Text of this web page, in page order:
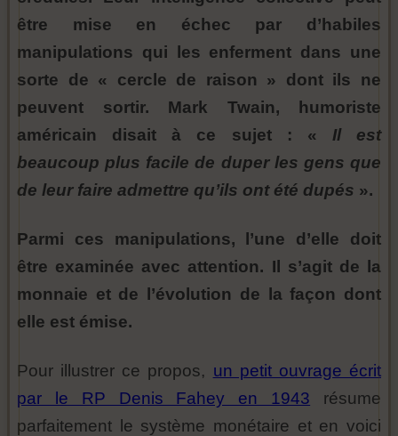
être mise en échec par d’habiles
manipulations qui les enferment dans une
sorte de « cercle de raison » dont ils ne
peuvent sortir. Mark Twain, humoriste
américain disait à ce sujet : « Il est
beaucoup plus facile de duper les gens que
de leur faire admettre qu’ils ont été dupés ».
Parmi ces manipulations, l’une d’elle doit
être examinée avec attention. Il s’agit de la
monnaie et de l’évolution de la façon dont
elle est émise.
Pour illustrer ce propos, un petit ouvrage écrit
par le RP Denis Fahey en 1943 résume
parfaitement le système monétaire et en voici